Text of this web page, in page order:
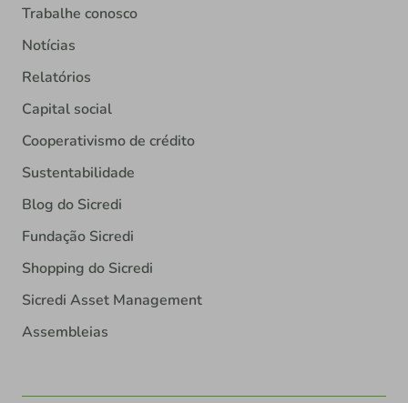
Trabalhe conosco
Notícias
Relatórios
Capital social
Cooperativismo de crédito
Sustentabilidade
Blog do Sicredi
Fundação Sicredi
Shopping do Sicredi
Sicredi Asset Management
Assembleias